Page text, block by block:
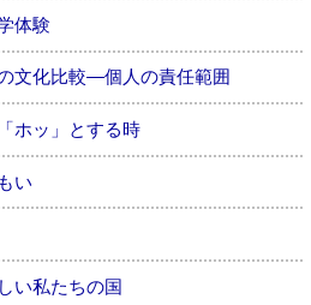
体験
文化比較―個人の責任範囲
ホッ」とする時
い
い私たちの国